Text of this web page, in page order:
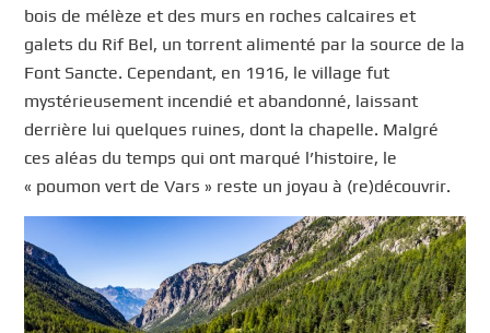
bois de mélèze et des murs en roches calcaires et
galets du Rif Bel, un torrent alimenté par la source de la
Font Sancte. Cependant, en 1916, le village fut
mystérieusement incendié et abandonné, laissant
derrière lui quelques ruines, dont la chapelle. Malgré
ces aléas du temps qui ont marqué l’histoire, le
« poumon vert de Vars » reste un joyau à (re)découvrir.